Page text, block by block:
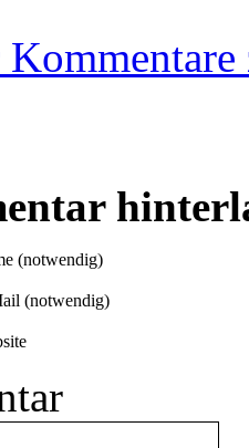
(notwendig)
(notwendig)